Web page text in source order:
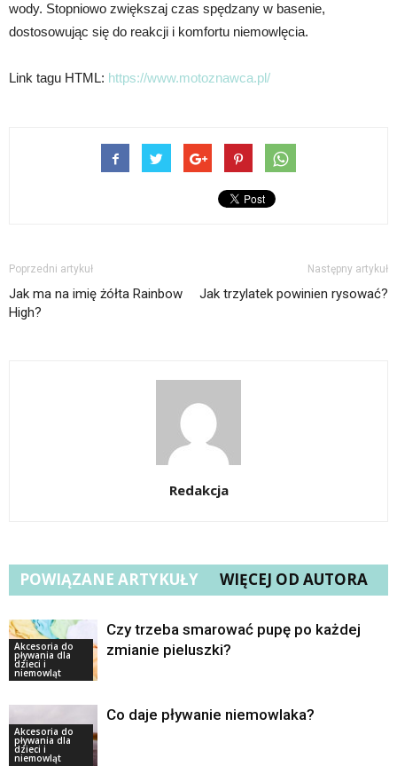
wody. Stopniowo zwiększaj czas spędzany w basenie,
dostosowując się do reakcji i komfortu niemowlęcia.
Link tagu HTML: https://www.motoznawca.pl/
Poprzedni artykuł
Jak ma na imię żółta Rainbow
High?
Następny artykuł
Jak trzylatek powinien rysować?
Redakcja
POWIĄZANE ARTYKUŁY WIĘCEJ OD AUTORA
Akcesoria do
pływania dla
dzieci i
niemowląt
Czy trzeba smarować pupę po każdej
zmianie pieluszki?
Akcesoria do
pływania dla
dzieci i
niemowląt
Co daje pływanie niemowlaka?